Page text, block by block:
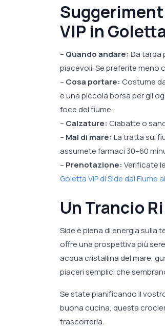
VIP in Goletta
–Quando andare: Da tarda
piacevoli. Se preferite meno
–Cosa portare: Costume
e una piccola borsa per gli
foce del fiume.
–Calzature: Ciabatte o
–Mal di mare: La tratta sul
assumete farmaci 30–60
–Prenotazione: Verificate
Goletta VIP di Side dal Fiume
Un Trancio
Side è piena di energia sulla
offre una prospettiva più
acqua cristallina del mare,
piaceri semplici che
Se state pianificando il
buona cucina, questa
trascorrerla.